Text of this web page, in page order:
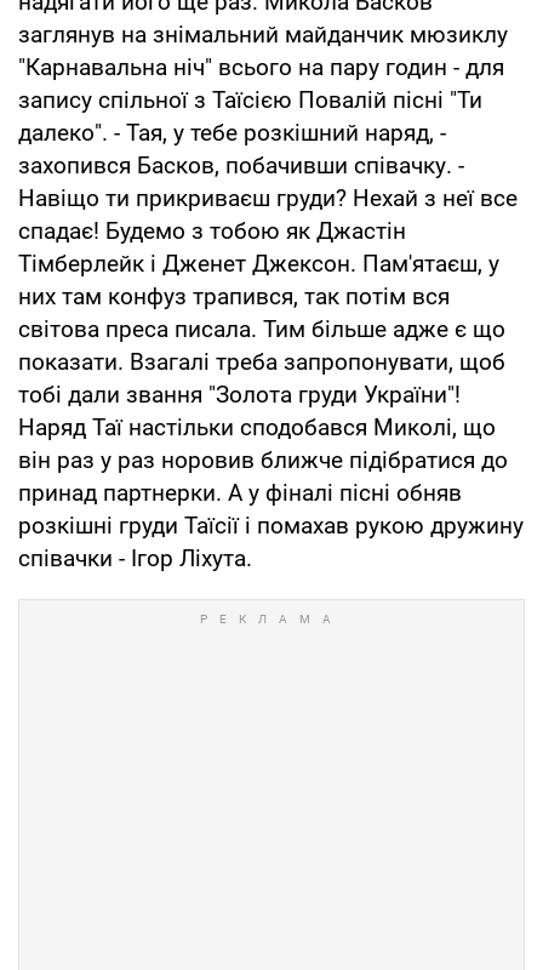
заглянув на знімальний майданчик мюзиклу
"Карнавальна ніч" всього на пару годин - для
запису спільної з Таїсією Повалій пісні "Ти
далеко". - Тая, у тебе розкішний наряд, -
захопився Басков, побачивши співачку. -
Навіщо ти прикриваєш груди? Нехай з неї все
спадає! Будемо з тобою як Джастін
Тімберлейк і Дженет Джексон. Пам'ятаєш, у
них там конфуз трапився, так потім вся
світова преса писала. Тим більше адже є що
показати. Взагалі треба запропонувати, щоб
тобі дали звання "Золота груди України"!
Наряд Таї настільки сподобався Миколі, що
він раз у раз норовив ближче підібратися до
принад партнерки. А у фіналі пісні обняв
розкішні груди Таїсії і помахав рукою дружину
співачки - Ігор Ліхута.